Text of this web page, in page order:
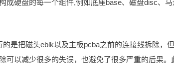
成硬盘的每一个组件,例如底座base、磁盘disc、
是把磁头eblk以及主板pcba之前的连接线拆除，
可以减少很多的失误，也避免了很多严重的后果